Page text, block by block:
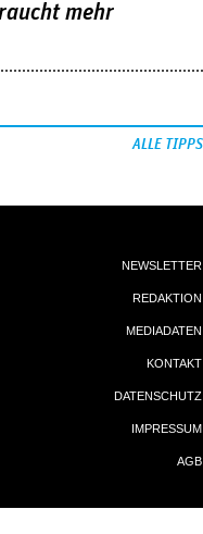
mehr
ALLE TIPPS
NEWSLETTER
REDAKTION
MEDIADATEN
KONTAKT
DATENSCHUTZ
IMPRESSUM
AGB